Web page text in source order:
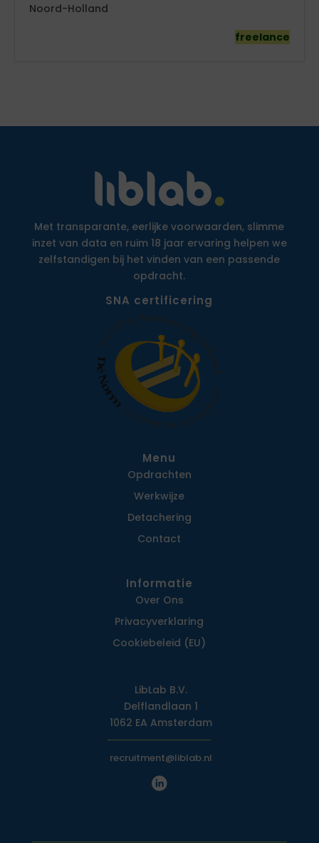
Noord-Holland
freelance
Met transparante, eerlijke voorwaarden, slimme
inzet van data en ruim 18 jaar ervaring helpen we
zelfstandigen bij het vinden van een passende
opdracht.
SNA certificering
Menu
Opdrachten
Werkwijze
Detachering
Contact
Informatie
Over Ons
Privacy­verklaring
Cookiebeleid (EU)
LibLab B.V.
Delflandlaan 1
1062 EA Amsterdam
recruitment@liblab.nl